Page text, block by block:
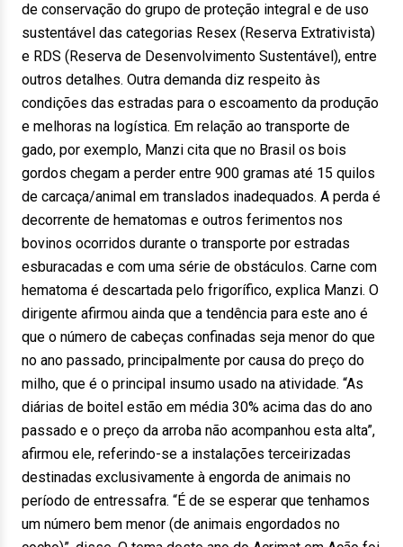
de conservação do grupo de proteção integral e de uso
sustentável das categorias Resex (Reserva Extrativista)
e RDS (Reserva de Desenvolvimento Sustentável), entre
outros detalhes. Outra demanda diz respeito às
condições das estradas para o escoamento da produção
e melhoras na logística. Em relação ao transporte de
gado, por exemplo, Manzi cita que no Brasil os bois
gordos chegam a perder entre 900 gramas até 15 quilos
de carcaça/animal em translados inadequados. A perda é
decorrente de hematomas e outros ferimentos nos
bovinos ocorridos durante o transporte por estradas
esburacadas e com uma série de obstáculos. Carne com
hematoma é descartada pelo frigorífico, explica Manzi. O
dirigente afirmou ainda que a tendência para este ano é
que o número de cabeças confinadas seja menor do que
no ano passado, principalmente por causa do preço do
milho, que é o principal insumo usado na atividade. “As
diárias de boitel estão em média 30% acima das do ano
passado e o preço da arroba não acompanhou esta alta”,
afirmou ele, referindo-se a instalações terceirizadas
destinadas exclusivamente à engorda de animais no
período de entressafra. “É de se esperar que tenhamos
um número bem menor (de animais engordados no